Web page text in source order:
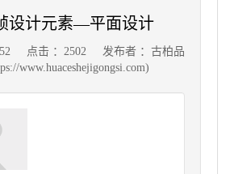
设计元素—平面设计
点击 ：2502
发布者 ：古柏品
www.huaceshejigongsi.com)